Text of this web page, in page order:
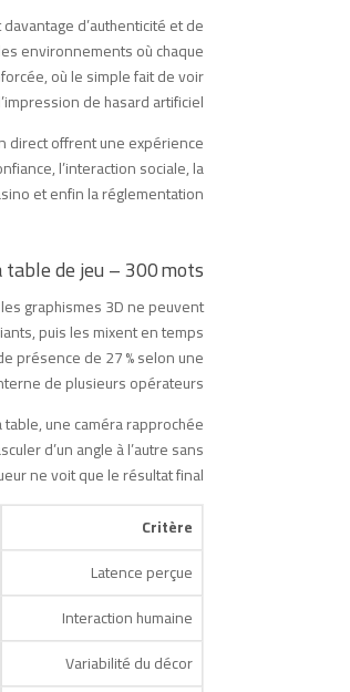
d’authenticité et de
environnements où chaque
où le simple fait de voir
de hasard artificiel.
direct offrent une expérience
l’interaction sociale, la
et enfin la réglementation.
de jeu – 300 mots
graphismes 3D ne peuvent
puis les mixent en temps
présence de 27 % selon une
de plusieurs opérateurs.
une caméra rapprochée
d’un angle à l’autre sans
ne voit que le résultat final.
Critère
Latence perçue
Interaction humaine
Variabilité du décor